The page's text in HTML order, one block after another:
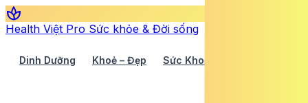
spa
Health Việt Pro Sức khỏe & Đời sống
Dinh Dưỡng Khoẻ – Đẹp Sức Khoẻ TV